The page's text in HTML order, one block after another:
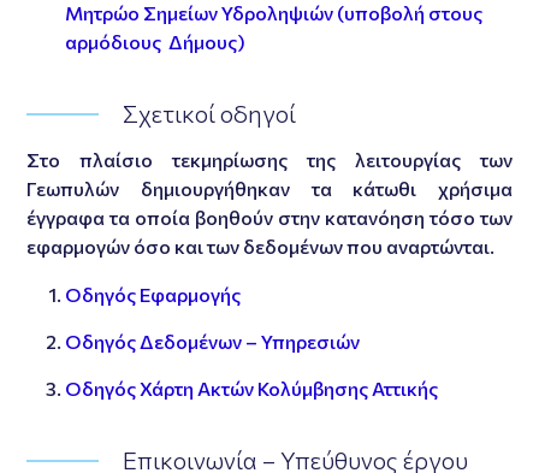
Μητρώο Σημείων Υδροληψιών (υποβολή στους
αρμόδιους Δήμους)
Σχετικοί οδηγοί
Στο πλαίσιο τεκμηρίωσης της λειτουργίας των
Γεωπυλών δημιουργήθηκαν τα κάτωθι χρήσιμα
έγγραφα τα οποία βοηθούν στην κατανόηση τόσο των
εφαρμογών όσο και των δεδομένων που αναρτώνται.
Οδηγός Εφαρμογής
Οδηγός Δεδομένων – Υπηρεσιών
Οδηγός Χάρτη Ακτών Κολύμβησης Αττικής
Επικοινωνία – Υπεύθυνος έργου